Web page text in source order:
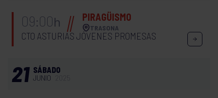
09:00h PIRAGÜISMO
TRASONA
CTO ASTURIAS JÓVENES PROMESAS
21 SÁBADO
JUNIO